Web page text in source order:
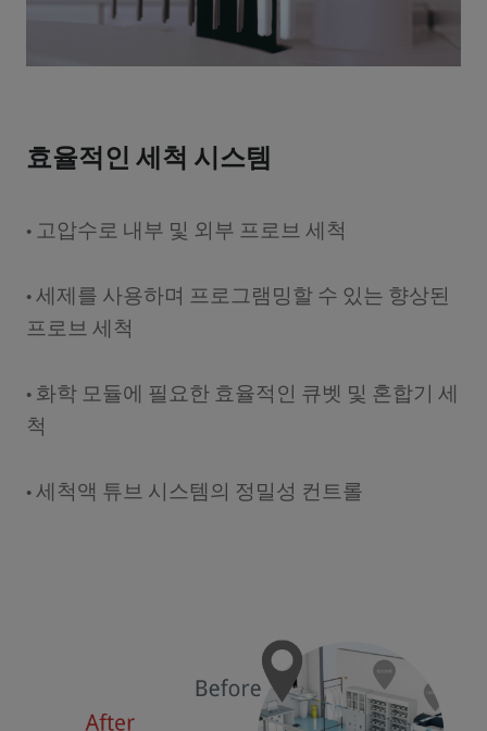
효율적인 세척 시스템
• 고압수로 내부 및 외부 프로브 세척
• 세제를 사용하며 프로그램밍할 수 있는 향상된
프로브 세척
• 화학 모듈에 필요한 효율적인 큐벳 및 혼합기 세
척
• 세척액 튜브 시스템의 정밀성 컨트롤